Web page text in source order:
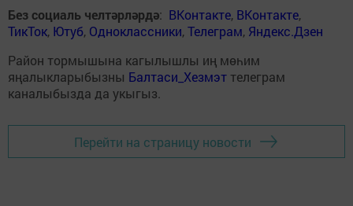
Без социаль челтәрләрдә: ВКонтакте, ВКонтакте,
ТикТок, Ютуб, Одноклассники,Телеграм, Яндекс.Дзен
Район тормышына кагылышлы иң мөһим
яңалыкларыбызны Балтаси_Хезмэт телеграм
каналыбызда да укыгыз.
Перейти на страницу новости